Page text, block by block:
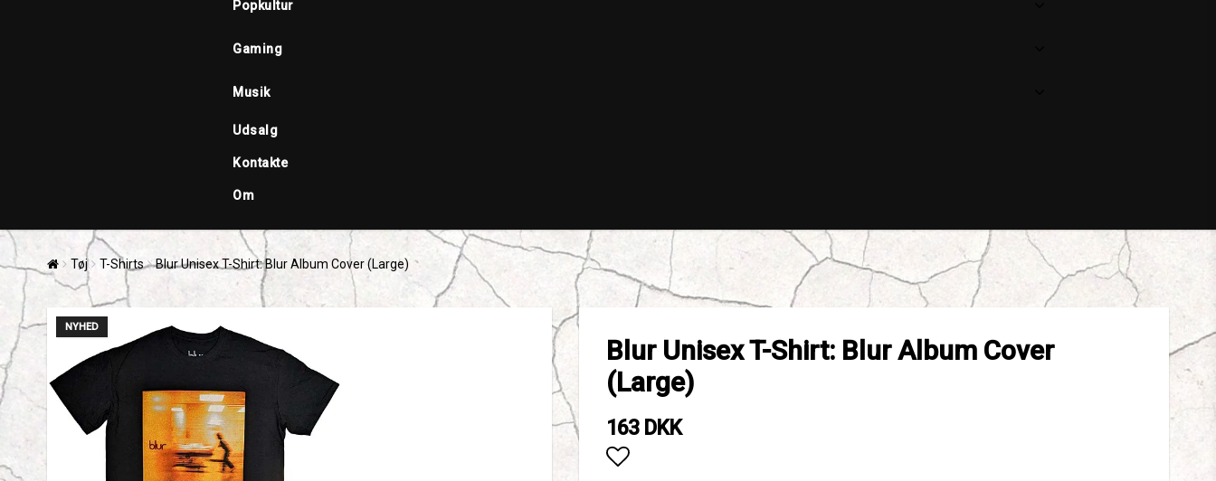
Popkultur
Gaming
Musik
Udsalg
Kontakte
Om
Tøj T-Shirts Blur Unisex T-Shirt: Blur Album Cover (Large)
NYHED
Blur Unisex T-Shirt: Blur Album Cover
(Large)
163 DKK